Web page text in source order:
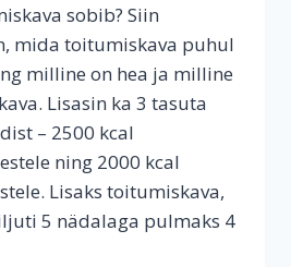
sobib? Siin
mida toitumiskava puhul
milline on hea ja milline
Lisasin ka 3 tasuta
– 2500 kcal
ning 2000 kcal
Lisaks toitumiskava,
5 nädalaga pulmaks 4